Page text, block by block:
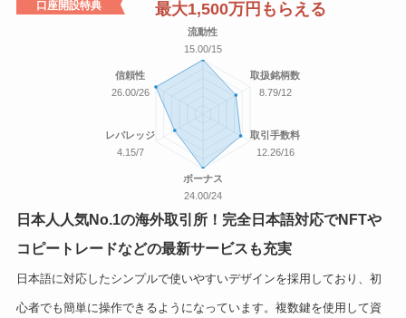
口座開設特典 最大1,500万円もらえる
流動性
15.00/15
取扱銘柄数
8.79/12
取引手数料
12.26/16
ボーナス
24.00/24
レバレッジ
4.15/7
信頼性
26.00/26
日本人人気No.1の海外取引所！完全日本語対応でNFTや
コピートレードなどの最新サービスも充実
日本語に対応したシンプルで使いやすいデザインを採用しており、初
心者でも簡単に操作できるようになっています。複数鍵を使用して資